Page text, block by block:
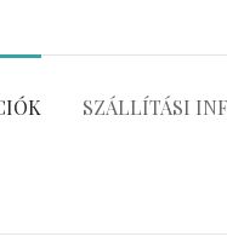
SZÁLLÍTÁSI